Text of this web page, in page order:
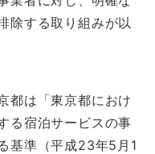
除する取り組みが以
都は「東京都におけ
る宿泊サービスの事
基準（平成23年5月1